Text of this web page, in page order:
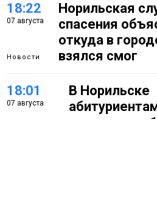
18:22
07 августа
Новости
Норильская
спасения
откуда в
взялся смог
18:01
07 августа
В Норильске
предлагают